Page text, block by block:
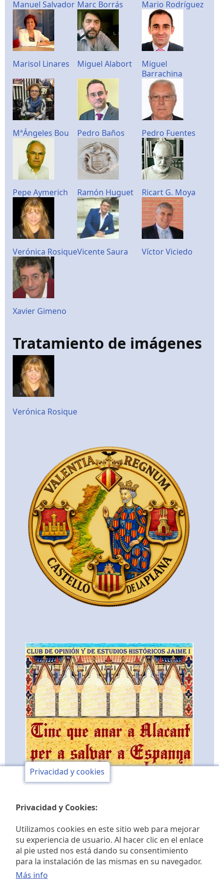
Manuel Salvador Marc Borrás Mario Rodríguez
Marisol Linares Miguel Alabort
Miguel
Barrachina
MªÁngeles Bou Pedro Baños Pedro Fuentes
Pepe Aymerich Ramón Huguet Ricart G. Moya
Verónica RosiqueVicente Saura Víctor Viciedo
Xavier Gimeno
Tratamiento de imágenes
Verónica Rosique
Club de opinión y de
Privacidad y cookies
Privacidad y Cookies:
Utilizamos cookies en este sitio web para mejorar
su experiencia de usuario. Al hacer clic en el enlace
al pie usted nos está dando su consentimiento
para la instalación de las mismas en su navegador.
Más info